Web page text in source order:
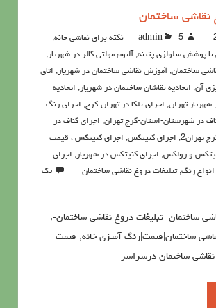
نقاشی ساختمان
admin 5نکته برای نقاشی خانه
,
با پوشش سلولزي پتينه, آلبوم مولتی کالر در شهریار,
ساختمان, آموزش نقاشی ساختمان در شهریار, اتاق
آن, اتحادیه نقاشان ساختمان در شهریار, اتحادیه
شهریار تهران, اجرای بلکا در تهران-کرج, اجرای رنگ
در شهرستان-استان-کرج تهران, اجرای کناف در
تهران2 , اجرای کنیتکس, اجرای کنیتکس ، قیمت
و رولكس, اجرای کنیتکس در شهریار, اجرای
رنگ,تبلیغات دروغ نقاشی ساختمان
یک
ساختمان تبلیغات دروغ نقاشی ساختمان-,
ساختمان|قیمت|رنگ آمیزی خانه, قيمت
ساختمان درسراسر